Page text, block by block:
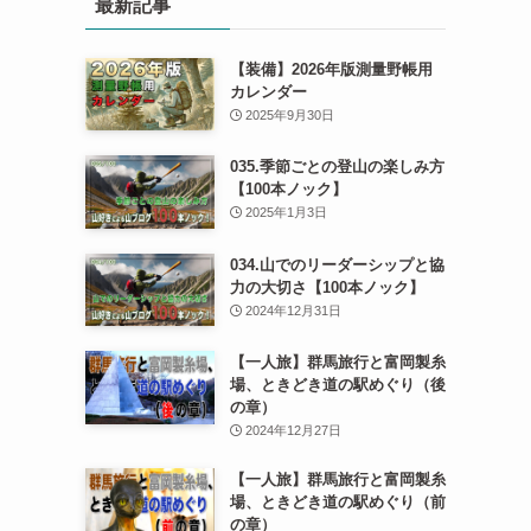
最新記事
【装備】2026年版測量野帳用
カレンダー
2025年9月30日
035.季節ごとの登山の楽しみ方
【100本ノック】
2025年1月3日
034.山でのリーダーシップと協
力の大切さ【100本ノック】
2024年12月31日
【一人旅】群馬旅行と富岡製糸
場、ときどき道の駅めぐり（後
の章）
2024年12月27日
【一人旅】群馬旅行と富岡製糸
場、ときどき道の駅めぐり（前
の章）